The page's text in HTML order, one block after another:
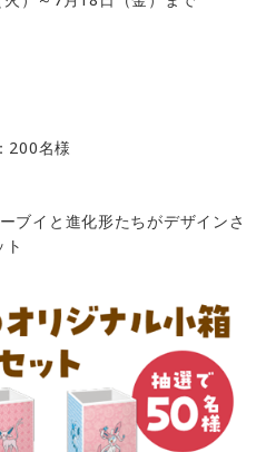
200名様
ブイと進化形たちがデザインさ